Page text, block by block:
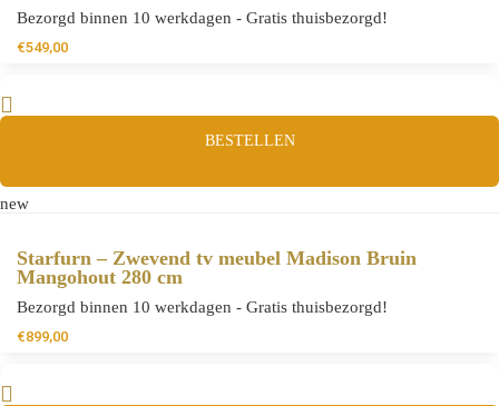
Bezorgd binnen 10 werkdagen - Gratis thuisbezorgd!
€549,00
BESTELLEN
new
Starfurn – Zwevend tv meubel Madison Bruin
Mangohout 280 cm
Bezorgd binnen 10 werkdagen - Gratis thuisbezorgd!
€899,00